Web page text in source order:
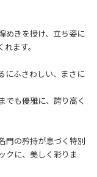
めきを授け、立ち姿に
ます。
にふさわしい、まさに
でも優雅に、誇り高く
門の矜持が息づく特別
クに、美しく彩りま